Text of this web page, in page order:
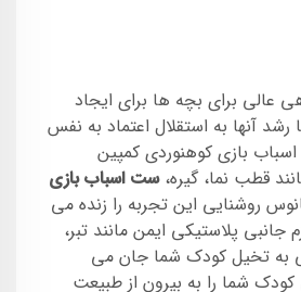
عالی برای بچه ها برای ایجاد
آنها به استقلال اعتماد به نفس
بازی کوهنوردی کمپین
قطب نما، گیره،ست اسباب بازی
روشنایی این تجربه را زنده می
جانبی پلاستیکی ایمن مانند تبر،
به تخیل کودک شما جان می
شما را به بیرون از طبیعت